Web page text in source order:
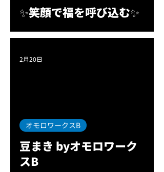
✨笑顔で福を呼び込む✨
豆まき byオモロワーク
スB
オモロワークスB
2月20日